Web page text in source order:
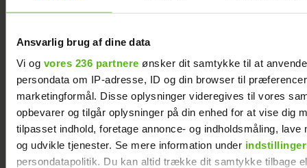
Ansvarlig brug af dine data
Vi og vores 236 partnere ønsker dit samtykke til at
persondata om IP-adresse, ID og din browser til
marketingformål. Disse oplysninger videregives til vores
opbevarer og tilgår oplysninger på din enhed for at vise dig
tilpasset indhold, foretage annonce- og indholdsmåling, lave
og udvikle tjenester. Se mere information under indstillinger
persondatapolitik. Du kan altid trække dit samtykke tilbage